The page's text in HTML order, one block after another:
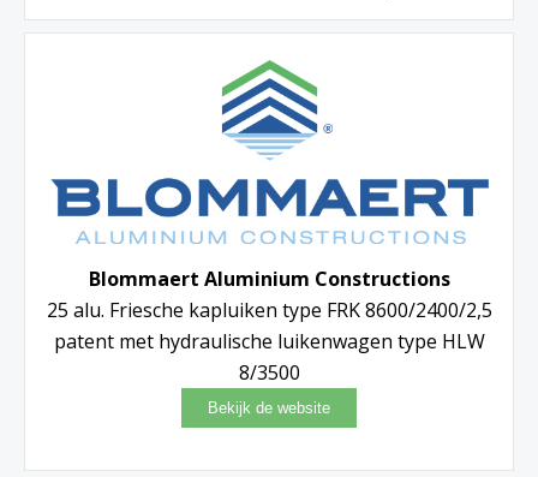
Blommaert Aluminium Constructions
25 alu. Friesche kapluiken type FRK 8600/2400/2,5
patent met hydraulische luikenwagen type HLW
8/3500